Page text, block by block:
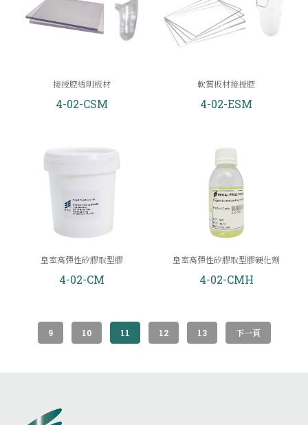
接授腔透明板材
4-02-CSM
軟質板材接授腔
4-02-ESM
皇室高彈性矽膠取型膠
4-02-CM
皇室高彈性矽膠取型膠硬化劑
4-02-CMH
9 10 11 12 13 下一頁